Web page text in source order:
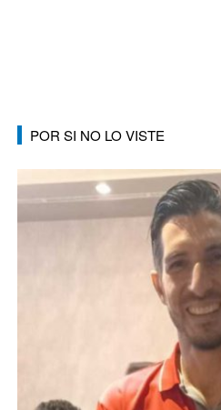
POR SI NO LO VISTE